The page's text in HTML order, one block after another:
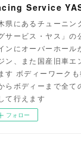
県にあるチューニン
サービス・ヤス」の
ンにオーバーホール
ン、また国産旧車エ
す ボディーワーク
らボディーまで全て
て行えます
フォロー